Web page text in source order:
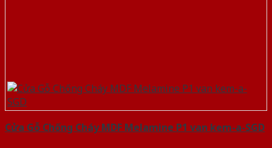
Cửa Gỗ Chống Cháy MDF Melamine P1 van kem-a-SGD